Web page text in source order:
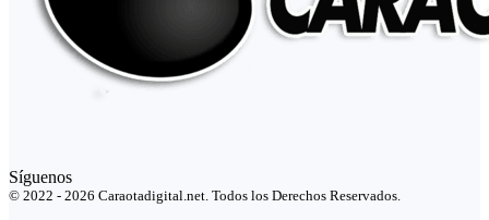
Síguenos
© 2022 - 2026 Caraotadigital.net. Todos los Derechos Reservados.